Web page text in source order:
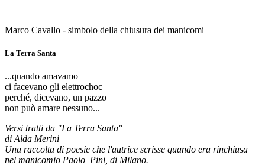
Marco Cavallo - simbolo della chiusura dei manicomi
La Terra Santa
...quando amavamo
ci facevano gli elettrochoc
perché, dicevano, un pazzo
non può amare nessuno...
Versi tratti da "La Terra Santa"
di Alda Merini
Una raccolta di poesie che l'autrice scrisse quando era rinchiusa
nel manicomio Paolo Pini, di Milano.